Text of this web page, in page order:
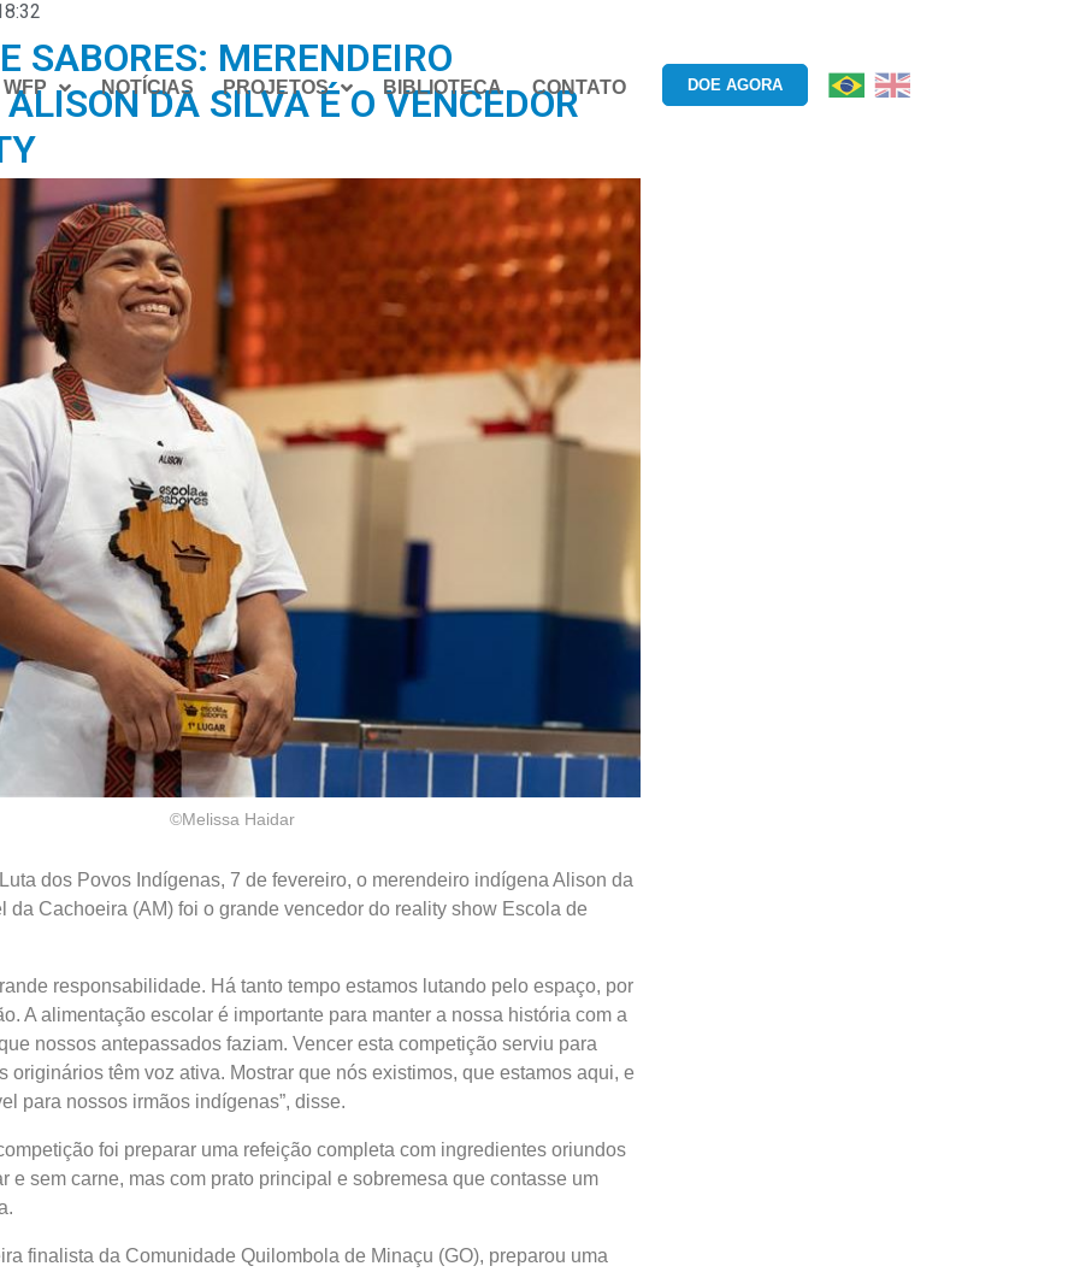
NOTÍCIAS PROJETOS BIBLIOTECA CONTATO DOE AGORA
SABORES: MERENDEIRO
DA SILVA É O VENCEDOR
©Melissa Haidar
dos Povos Indígenas, 7 de fevereiro, o merendeiro indígena Alison da
da Cachoeira (AM) foi o grande vencedor do reality show Escola de
responsabilidade. Há tanto tempo estamos lutando pelo espaço, por
A alimentação escolar é importante para manter a nossa história com a
nossos antepassados faziam. Vencer esta competição serviu para
originários têm voz ativa. Mostrar que nós existimos, que estamos aqui, e
para nossos irmãos indígenas”, disse.
foi preparar uma refeição completa com ingredientes oriundos
e sem carne, mas com prato principal e sobremesa que contasse um
finalista da Comunidade Quilombola de Minaçu (GO), preparou uma